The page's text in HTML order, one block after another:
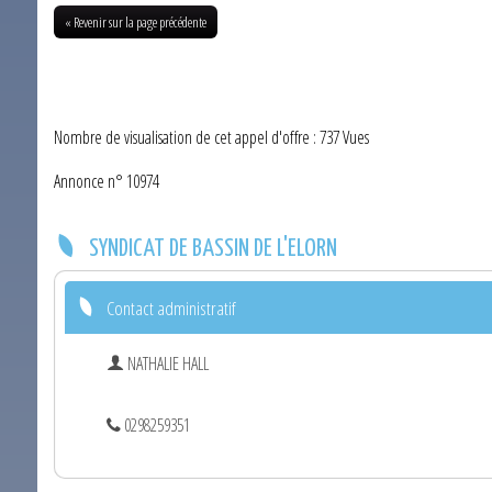
« Revenir sur la page précédente
Nombre de visualisation de cet appel d'offre : 737 Vues
Annonce n° 10974
SYNDICAT DE BASSIN DE L'ELORN
Contact administratif
NATHALIE HALL
0298259351